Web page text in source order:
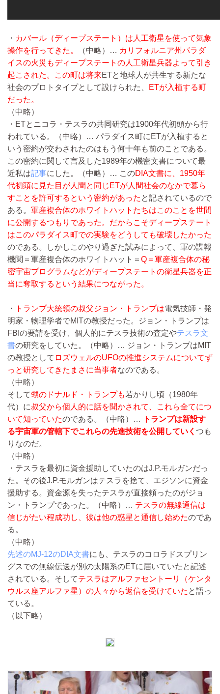
・ カバール（ディープステート）は人工衛星を使って気象
操作を行ってきた。
（中略）… カリフォルニア州パラダ
イスの火災もディープステートの人工衛星兵器よって引き
起こされた。この町は将来ETと地球人が共生する新たな
社会のプロトタイプとして設けられた、
ETが入植する町
だった。
（中略）
・ETとニコラ・テスラの共同研究は1900年代初頭から行
われている。
（中略）… パラダイス町にETが入植すると
いう密約が交わされたのはもう何十年も前のことである。
この密約に関して言及した1989年の機密文書について最
近私は記事にした。 （中略）… このDIA文書に、1950年
代初頭に見た目が人間と同じETが人間社会のなかで暮ら
すことを許可するという密約があった と記されているので
ある。 軍産複合体のホワイトハットたちはこのことを世間
に公開するつもりであった。だからこそディープステート
はこのパラダイス町での実験をどうしても破壊したかった
のである。しかしこのやり過ぎた試みによって、軍の諜報
機関＝軍産複合体のホワイトハット＝ Q＝軍産複合体の秘
密宇宙プログラムなどがディープステートの衛星兵器を正
当に奪取するという結果につながった。
・ トランプ大統領の叔父ジョン・トランプは電気技師・発
明家・物理学者でMITの教授だった。ジョン・トランプは
FBIの要請を受け、個人的にテスラ技術の査定やテスラ文
書の研究をしていた。 （中略）… ジョン・トランプはMIT
の教授として ロズウェルのUFOの推進システムについてず
っと研究してきたまさに当事者なのである。
（中略）
そして甥のドナルド・トランプも若かりし頃（1980年
代）に叔父から個人的に話を聞かされて、これら全てにつ
いて知っていたのである。 （中略）… トランプは新設す
る宇宙軍の管轄下でこれらの先進技術を公開していく つも
りなのだ。
（中略）
・テスラを最初に資金援助していたのはJ.P.モルガンだっ
た。その後J.P.モルガンはテスラを捨て、エジソンに資金
援助する。資金源を失ったテスラが直接頼ったのがジョ
ン・トランプであった。
（中略）… テスラの無線通信は
信じがたい程成功し、彼は他の惑星と通信し始めたのであ
る。
（中略）
先述のMJ-12のDIA文書にも、テスラのコロラドスプリン
グスでの無線伝送が別の太陽系のETに届いていたと記述
されている。そしてテスラはアルファセントーリ
（ケンタ
ウルス座アルファ星）の人々から返信を受けていた と語っ
ている。
（以下略）